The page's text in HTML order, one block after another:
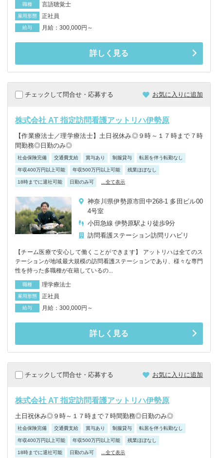
職種 言語聴覚士
雇用形態 正社員
給与 月給：300,000円～
詳しく見る
チェックして問合せ・応募する お気に入りに追加
株式会社 AT 指定訪問看護アットリハ伊勢原
【作業療法士／理学療法士】土日祝休み◎９時～１７時まで７時
間勤務◎日勤のみ◎
社会保険完備 交通費支給 賞与あり 制服貸与 転居を伴う転勤なし
年収400万円以上可能 年収500万円以上可能 残業ほぼなし
18時までに退社可能 日勤のみ可 ...全て表示
神奈川県伊勢原市田中268-1 多田ビル00
4号室
小田急線 伊勢原駅より徒歩9分
訪問看護ステーション訪問リハビリ
【チーム医療で安心して働くことができます】 アットリハは全てのス
テーションが地域最大規模の訪問看護ステーションであり、様々な専門
性を持った多職種が在籍しているの...
職種 理学療法士
雇用形態 正社員
給与 月給：300,000円～
詳しく見る
チェックして問合せ・応募する お気に入りに追加
株式会社 AT 指定訪問看護アットリハ伊勢原
土日祝休み◎９時～１７時まで７時間勤務◎日勤のみ◎
社会保険完備 交通費支給 賞与あり 制服貸与 転居を伴う転勤なし
年収400万円以上可能 年収500万円以上可能 残業ほぼなし
18時までに退社可能 日勤のみ可 ...全て表示